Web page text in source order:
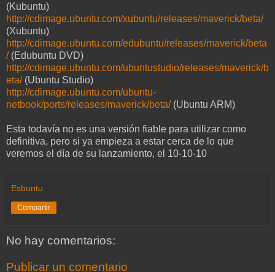
(Kubuntu)
http://cdimage.ubuntu.com/xubuntu/releases/maverick/beta/
(Xubuntu)
http://cdimage.ubuntu.com/edubuntu/releases/maverick/beta
/(Edubuntu DVD)
http://cdimage.ubuntu.com/ubuntustudio/releases/maverick/b
eta/(Ubuntu Studio)
http://cdimage.ubuntu.com/ubuntu-
netbook/ports/releases/maverick/beta/(Ubuntu ARM)
Esta todavía no es una versión fiable para utilizar como
definitiva, pero si ya empieza a estar cerca de lo que
veremos el día de su lanzamiento, el 10-10-10
Esbuntu
Compartir
No hay comentarios:
Publicar un comentario